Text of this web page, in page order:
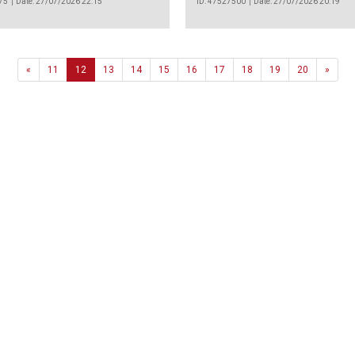
«Previous
11 12 13 14 15 16 17 18 19 20 »Next